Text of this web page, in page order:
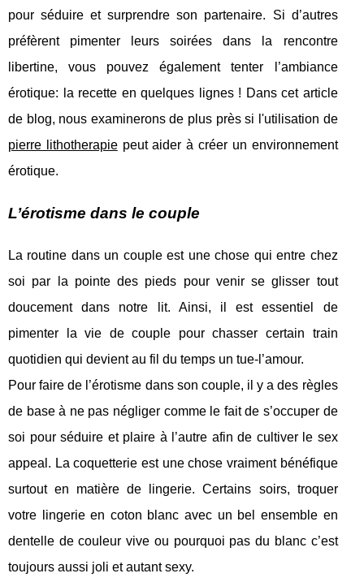
pour séduire et surprendre son partenaire. Si d’autres
préfèrent pimenter leurs soirées dans la rencontre
libertine, vous pouvez également tenter l’ambiance
érotique: la recette en quelques lignes ! Dans cet article
de blog, nous examinerons de plus près si l'utilisation de
pierre lithotherapiepeut aider à créer un environnement
érotique.
L’érotisme dans le couple
La routine dans un couple est une chose qui entre chez
soi par la pointe des pieds pour venir se glisser tout
doucement dans notre lit. Ainsi, il est essentiel de
pimenter la vie de couple pour chasser certain train
quotidien qui devient au fil du temps un tue-l’amour.
Pour faire de l’érotisme dans son couple, il y a des règles
de base à ne pas négliger comme le fait de s’occuper de
soi pour séduire et plaire à l’autre afin de cultiver le sex
appeal. La coquetterie est une chose vraiment bénéfique
surtout en matière de lingerie. Certains soirs, troquer
votre lingerie en coton blanc avec un bel ensemble en
dentelle de couleur vive ou pourquoi pas du blanc c’est
toujours aussi joli et autant sexy.